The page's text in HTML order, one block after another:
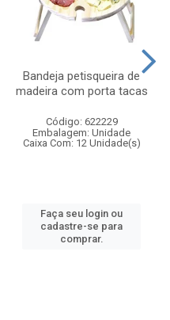
Bandeja petisqueira de
madeira com porta tacas
Código: 622229
Embalagem: Unidade
Caixa Com: 12 Unidade(s)
Faça seu login ou
cadastre-se para
comprar.